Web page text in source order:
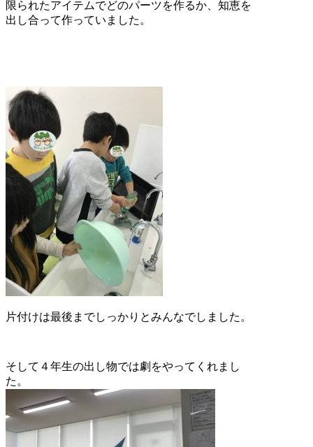
限られたアイテムでどのパーツを作るか、知恵を
出し合って作っていました。
片付けは最後までしっかりとみんなでしました。
そして４年生の出し物では劇をやってくれまし
た。